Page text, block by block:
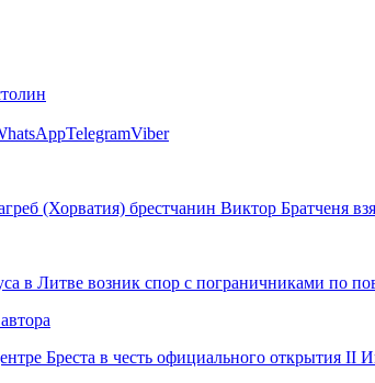
TelegramViber
(Хорватия) брестчанин Виктор Братченя
в Литве возник спор с пограничниками по
Бреста в честь официального открытия II